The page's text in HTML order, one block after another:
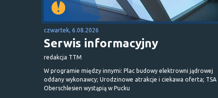
czwartek, 6.08.2026
Serwis informacyjny
redakcja TTM
W programie między innymi: Plac budowy elektrowni jądrowej
oddany wykonawcy; Urodzinowe atrakcje i ciekawa oferta; TSA
Oberschlesien wystąpią w Pucku